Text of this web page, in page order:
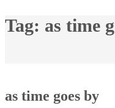
Tag: as time
as time goes by